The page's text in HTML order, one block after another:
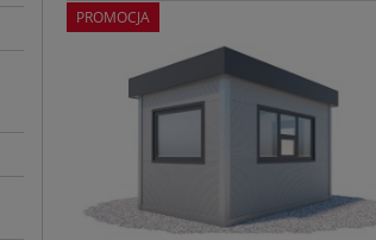
PROMOCJA